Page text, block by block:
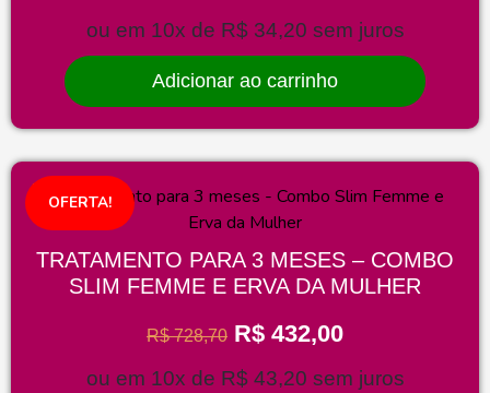
ou em 10x de R$34,20 sem juros
Adicionar ao carrinho
OFERTA!
TRATAMENTO PARA 3 MESES – COMBO
SLIM FEMME E ERVA DA MULHER
R$728,70 R$ 432,00
ou em 10x de R$43,20 sem juros